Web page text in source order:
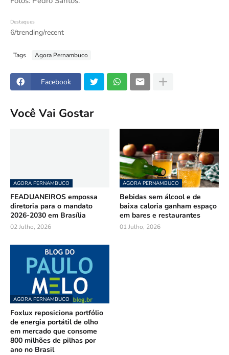
Destaques
6/trending/recent
Tags Agora Pernambuco
Facebook
Você Vai Gostar
AGORA PERNAMBUCO
FEADUANEIROS empossa
diretoria para o mandato
2026-2030 em Brasília
02 Julho, 2026
AGORA PERNAMBUCO
Bebidas sem álcool e de
baixa caloria ganham espaço
em bares e restaurantes
01 Julho, 2026
AGORA PERNAMBUCO
Foxlux reposiciona portfólio
de energia portátil de olho
em mercado que consome
800 milhões de pilhas por
ano no Brasil